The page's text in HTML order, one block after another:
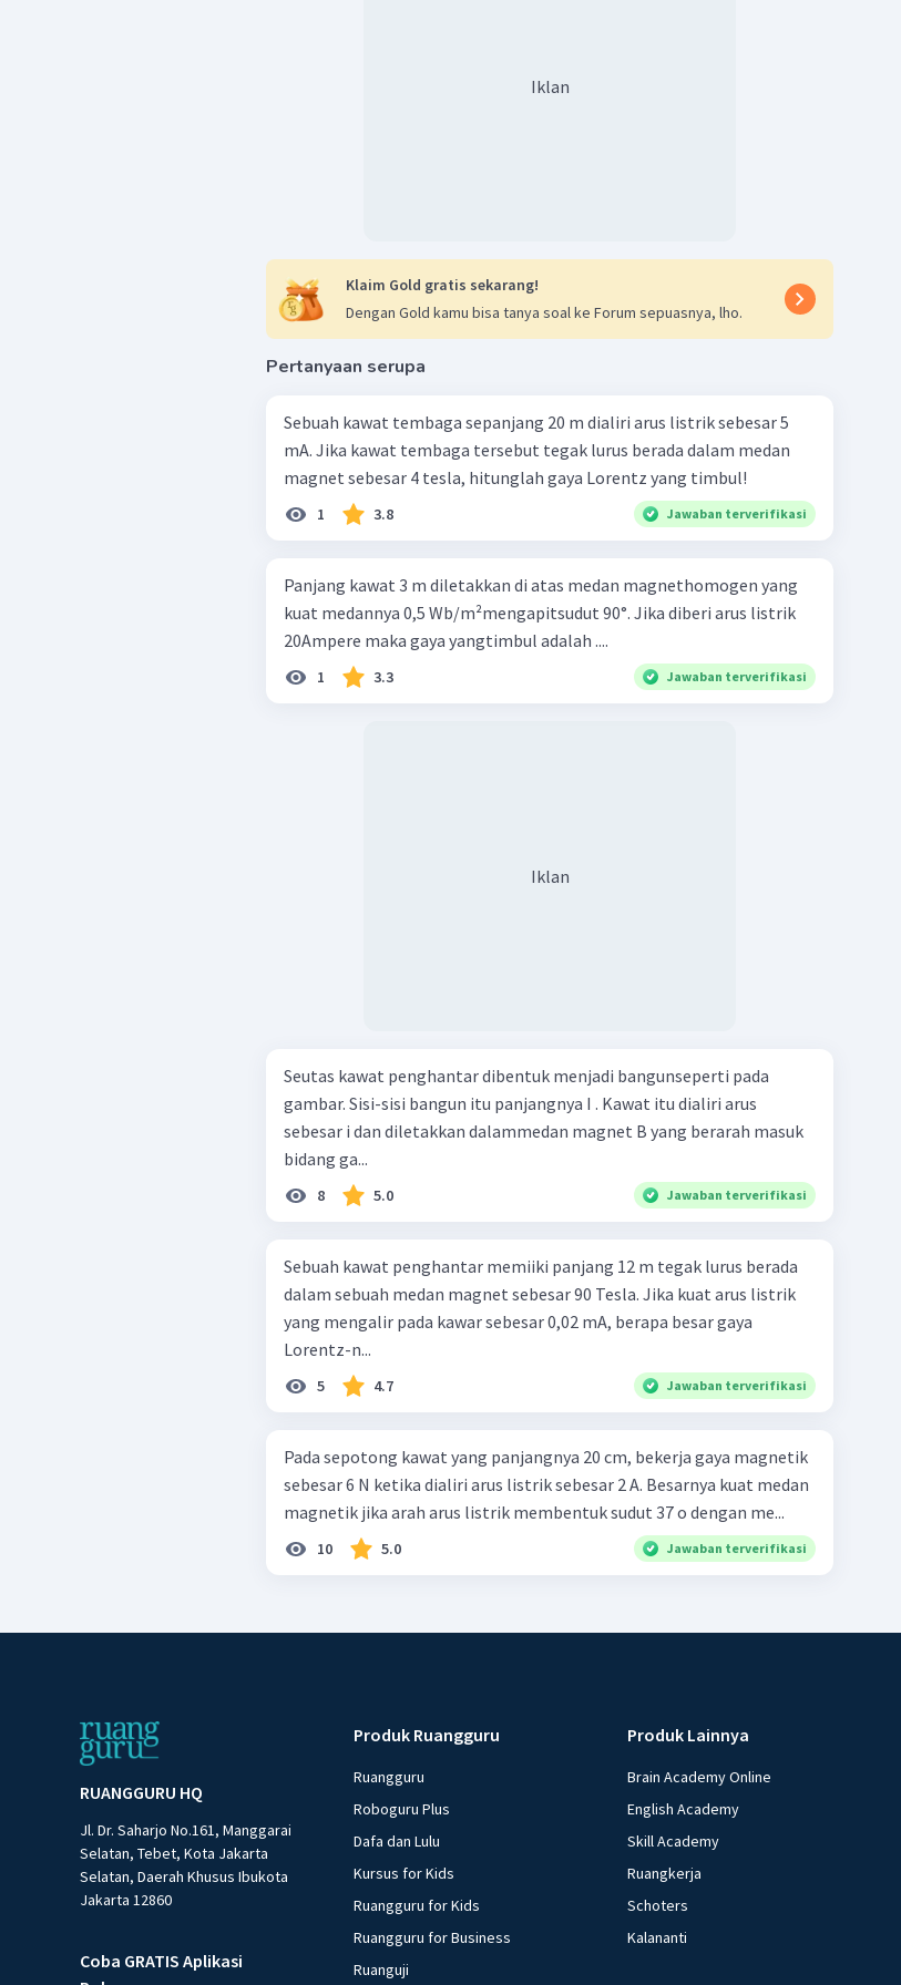
Iklan
Klaim Gold gratis sekarang!
Dengan Gold kamu bisa tanya soal ke Forum sepuasnya, lho.
Pertanyaan serupa
Sebuah kawat tembaga sepanjang 20 m dialiri arus listrik sebesar 5
mA. Jika kawat tembaga tersebut tegak lurus berada dalam medan
magnet sebesar 4 tesla, hitunglah gaya Lorentz yang timbul!
1 3.8 Jawaban terverifikasi
Panjang kawat 3 m diletakkan di atas medan magnethomogen yang
kuat medannya 0,5 Wb/m²mengapitsudut 90°. Jika diberi arus listrik
20Ampere maka gaya yangtimbul adalah ....
1 3.3 Jawaban terverifikasi
Iklan
Seutas kawat penghantar dibentuk menjadi bangunseperti pada
gambar. Sisi-sisi bangun itu panjangnya I . Kawat itu dialiri arus
sebesar i dan diletakkan dalammedan magnet B yang berarah masuk
bidang ga...
8 5.0 Jawaban terverifikasi
Sebuah kawat penghantar memiiki panjang 12 m tegak lurus berada
dalam sebuah medan magnet sebesar 90 Tesla. Jika kuat arus listrik
yang mengalir pada kawar sebesar 0,02 mA, berapa besar gaya
Lorentz-n...
5 4.7 Jawaban terverifikasi
Pada sepotong kawat yang panjangnya 20 cm, bekerja gaya magnetik
sebesar 6 N ketika dialiri arus listrik sebesar 2 A. Besarnya kuat medan
magnetik jika arah arus listrik membentuk sudut 37 o dengan me...
10 5.0 Jawaban terverifikasi
RUANGGURU HQ
Jl. Dr. Saharjo No.161, Manggarai
Selatan, Tebet, Kota Jakarta
Selatan, Daerah Khusus Ibukota
Jakarta 12860
Coba GRATIS Aplikasi
Produk Ruangguru
Ruangguru
Roboguru Plus
Dafa dan Lulu
Kursus for Kids
Ruangguru for Kids
Ruangguru for Business
Ruanguji
Produk Lainnya
Brain Academy Online
English Academy
Skill Academy
Ruangkerja
Schoters
Kalananti